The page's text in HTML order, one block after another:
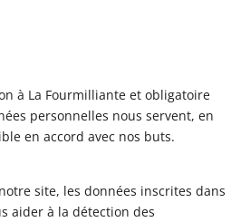
à La Fourmilliante et obligatoire
personnelles nous servent, en
en accord avec nos buts.
site, les données inscrites dans
aider à la détection des